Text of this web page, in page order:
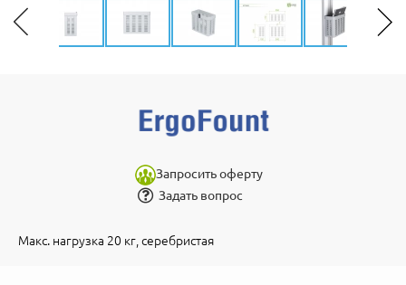
Запросить оферту
Задать вопрос
Макс. нагрузка 20 кг, серебристая